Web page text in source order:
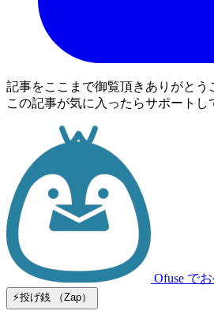
記事をここまで御覧頂きありがとう
この記事が気に入ったらサポートし
Ofuse で
⚡️投げ銭 （Zap）